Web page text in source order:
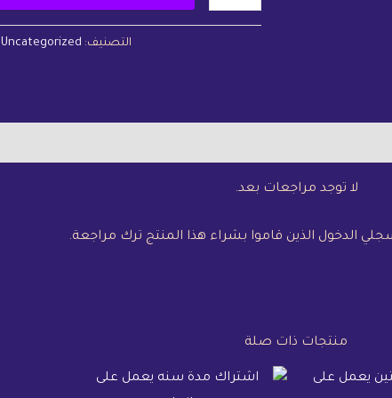
التصنيف: Uncategorized
لا توجد مراجعات بعد.
الدخول الذين قاموا بشراء هذا المنتج ترك مراجعة.
منتجات ذات صلة